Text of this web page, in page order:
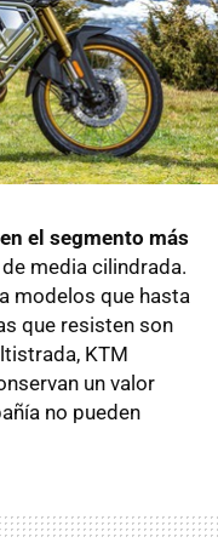
el segmento más
media cilindrada.
modelos que hasta
que resisten son
KTM
un valor
no pueden